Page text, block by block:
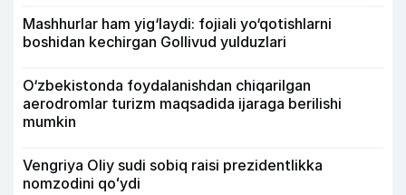
Mashhurlar ham yig‘laydi: fojiali yo‘qotishlarni
boshidan kechirgan Gollivud yulduzlari
O‘zbekistonda foydalanishdan chiqarilgan
aerodromlar turizm maqsadida ijaraga berilishi
mumkin
Vengriya Oliy sudi sobiq raisi prezidentlikka
nomzodini qoʻydi